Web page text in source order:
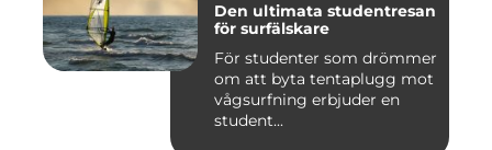
Den ultimata studentresan
för surfälskare
För studenter som drömmer
om att byta tentaplugg mot
vågsurfning erbjuder en
student...